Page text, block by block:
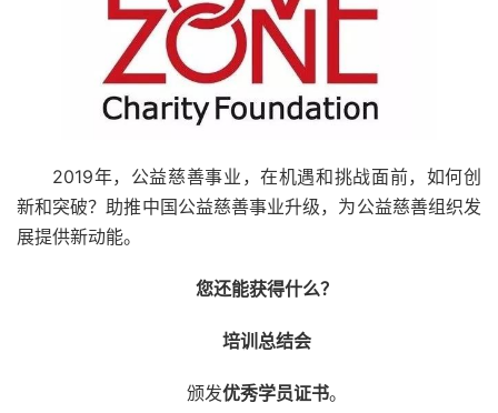
2019年，公益慈善事业，在机遇和挑战面前，如何创
新和突破？助推中国公益慈善事业升级，为公益慈善组织发
展提供新动能。
您还能获得什么？
培训总结会
颁发优秀学员证书。